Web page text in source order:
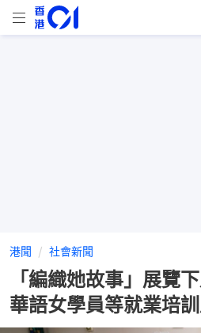
港聞 社會新聞
「編織她故事」展覽
華語女學員等就業培